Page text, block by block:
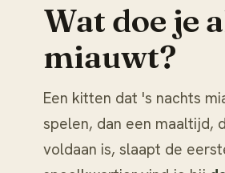
Wat doe je
miauwt?
Een kitten dat 's nachts
spelen, dan een maaltijd,
voldaan is, slaapt de